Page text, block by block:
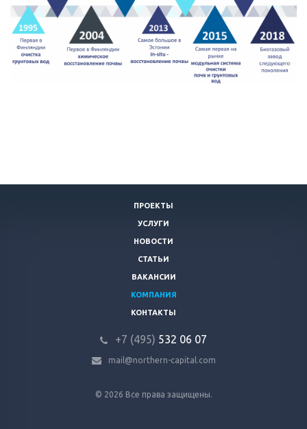
ПРОЕКТЫ
УСЛУГИ
НОВОСТИ
СТАТЬИ
ВАКАНСИИ
КОМПАНИЯ
КОНТАКТЫ
+7 (495) 532 06 07
mail@northern-capital.com
© 2026 Все права защищены.